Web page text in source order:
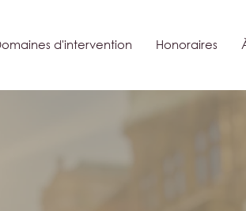
d'intervention Honoraires